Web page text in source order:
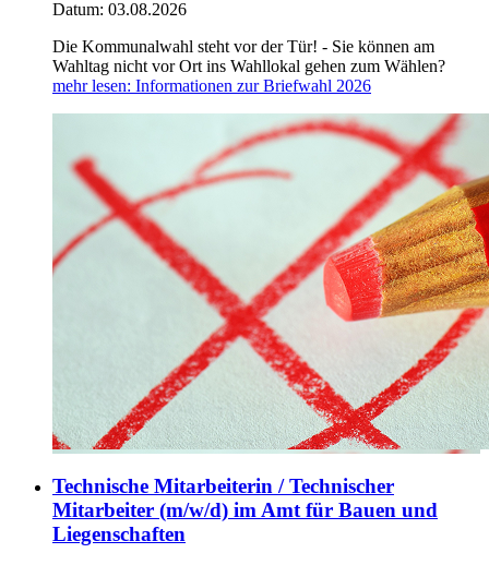
Datum: 03.08.2026
Die Kommunalwahl steht vor der Tür! - Sie können am
Wahltag nicht vor Ort ins Wahllokal gehen zum Wählen?
mehr lesen: Informationen zur Briefwahl 2026
Technische Mitarbeiterin / Technischer
Mitarbeiter (m/w/d) im Amt für Bauen und
Liegenschaften